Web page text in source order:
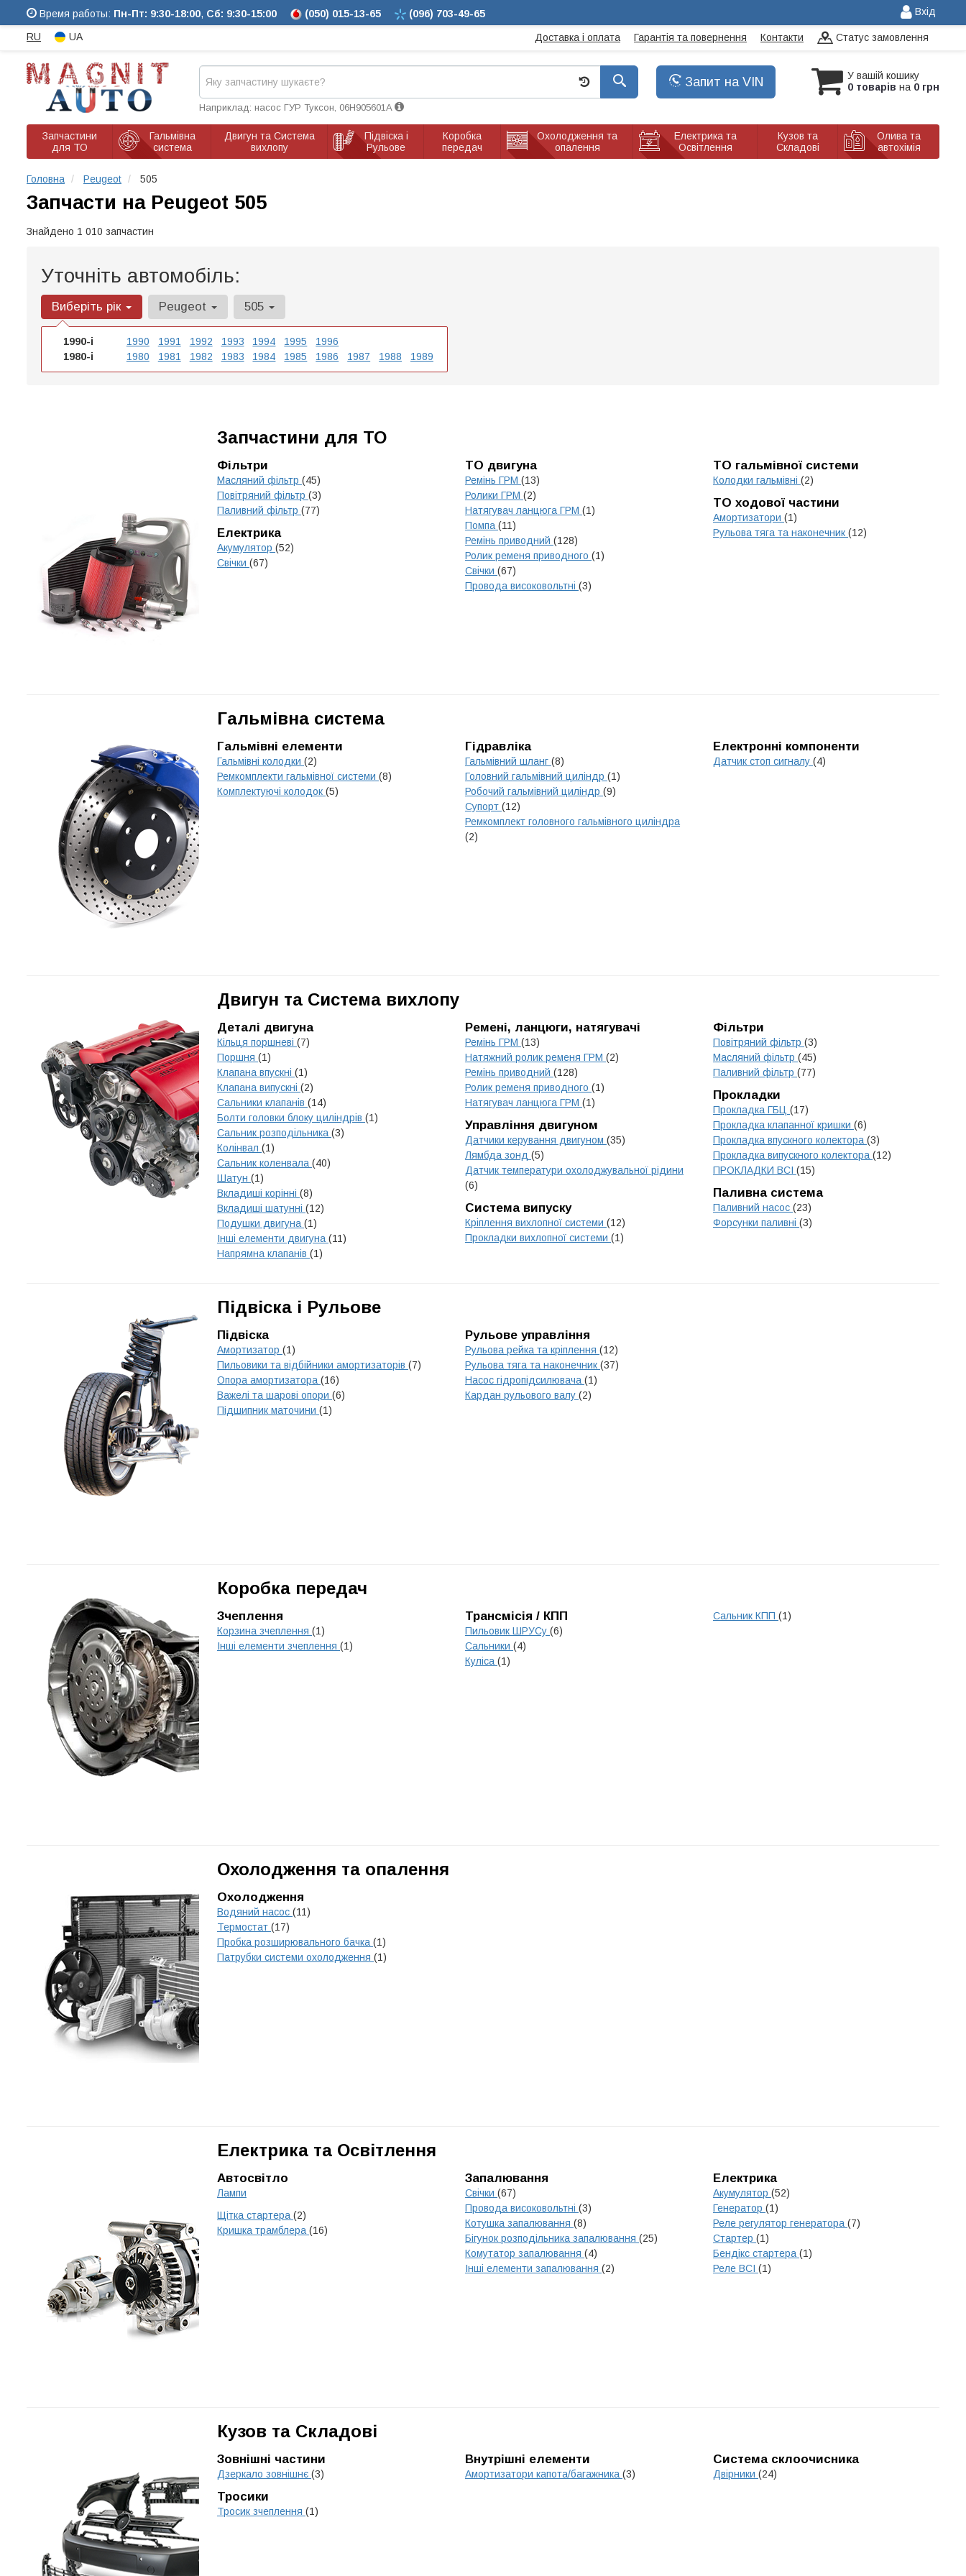
Время работы: Пн-Пт: 9:30-18:00, Сб: 9:30-15:00 (050) 015-13-65 (096) 703-49-65 Вхід
RU UA Доставка і оплата Гарантія та повернення Контакти Статус замовлення
У вашій кошику
0 товарів на 0 грн
Запит на VIN
Наприклад: насос ГУР Туксон, 06H905601A
Запчастини
для ТО
Гальмівна
система
Двигун та Система
вихлопу
Підвіска і
Рульове
Коробка
передач
Охолодження та
опалення
Електрика та
Освітлення
Кузов та
Складові
Олива та
автохімія
Головна Peugeot 505
Запчасти на Peugeot 505
Знайдено 1 010 запчастин
Уточніть автомобіль:
Виберіть рік
1990-і 1990 1991 1992 1993 1994 1995
1996
1980-і
1980 1981 1982 1983 1984 1985 1986 1987 1988 1989
Peugeot 505
Запчастини для ТО
Фільтри
Масляний фільтр (45)
Повітряний фільтр (3)
Паливний фільтр (77)
ТО двигуна
Ремінь ГРМ (13)
Ролики ГРМ (2)
Натягувач ланцюга ГРМ (1)
Помпа (11)
Ремінь приводний (128)
Ролик ременя приводного (1)
Свічки (67)
Провода високовольтні (3)
ТО гальмівної системи
Колодки гальмівні (2)
ТО ходової частини
Амортизатори (1)
Рульова тяга та наконечник (12)
Електрика
Акумулятор (52)
Свічки (67)
Гальмівна система
Гальмівні елементи
Гальмівні колодки (2)
Ремкомплекти гальмівної системи (8)
Комплектуючі колодок (5)
Гідравліка
Гальмівний шланг (8)
Головний гальмівний циліндр (1)
Робочий гальмівний циліндр (9)
Супорт (12)
Ремкомплект головного гальмівного циліндра
(2)
Електронні компоненти
Датчик стоп сигналу (4)
Двигун та Система вихлопу
Деталі двигуна
Кільця поршневі (7)
Поршня (1)
Клапана впускні (1)
Клапана випускні (2)
Сальники клапанів (14)
Болти головки блоку циліндрів (1)
Сальник розподільника (3)
Колінвал (1)
Сальник коленвала (40)
Шатун (1)
Вкладиші корінні (8)
Вкладиші шатунні (12)
Подушки двигуна (1)
Інші елементи двигуна (11)
Напрямна клапанів (1)
Ремені, ланцюги, натягувачі
Ремінь ГРМ (13)
Натяжний ролик ременя ГРМ (2)
Ремінь приводний (128)
Ролик ременя приводного (1)
Натягувач ланцюга ГРМ (1)
Фільтри
Повітряний фільтр (3)
Масляний фільтр (45)
Паливний фільтр (77)
Прокладки
Прокладка ГБЦ (17)
Прокладка клапанної кришки (6)
Прокладка впускного колектора (3)
Прокладка випускного колектора (12)
ПРОКЛАДКИ ВСІ (15)
Управління двигуном
Датчики керування двигуном (35)
Лямбда зонд (5)
Датчик температури охолоджувальної рідини
(6)
Паливна система
Паливний насос (23)
Форсунки паливні (3)
Система випуску
Кріплення вихлопної системи (12)
Прокладки вихлопної системи (1)
Підвіска і Рульове
Підвіска
Амортизатор (1)
Пильовики та відбійники амортизаторів (7)
Опора амортизатора (16)
Важелі та шарові опори (6)
Підшипник маточини (1)
Рульове управління
Рульова рейка та кріплення (12)
Рульова тяга та наконечник (37)
Насос гідропідсилювача (1)
Кардан рульового валу (2)
Коробка передач
Зчеплення
Корзина зчеплення (1)
Інші елементи зчеплення (1)
Трансмісія / КПП
Пильовик ШРУСу (6)
Сальники (4)
Куліса (1)
Сальник КПП (1)
Охолодження та опалення
Охолодження
Водяний насос (11)
Термостат (17)
Пробка розширювального бачка (1)
Патрубки системи охолодження (1)
Електрика та Освітлення
Автосвітло
Лампи
Запалювання
Свічки (67)
Провода високовольтні (3)
Котушка запалювання (8)
Бігунок розподільника запалювання (25)
Комутатор запалювання (4)
Інші елементи запалювання (2)
Електрика
Акумулятор (52)
Генератор (1)
Реле регулятор генератора (7)
Стартер (1)
Бендікс стартера (1)
Реле ВСІ (1)
Щітка стартера (2)
Кришка трамблера (16)
Кузов та Складові
Зовнішні частини
Дзеркало зовнішнє (3)
Внутрішні елементи
Амортизатори капота/багажника (3)
Система склоочисника
Двірники (24)
Тросики
Тросик зчеплення (1)